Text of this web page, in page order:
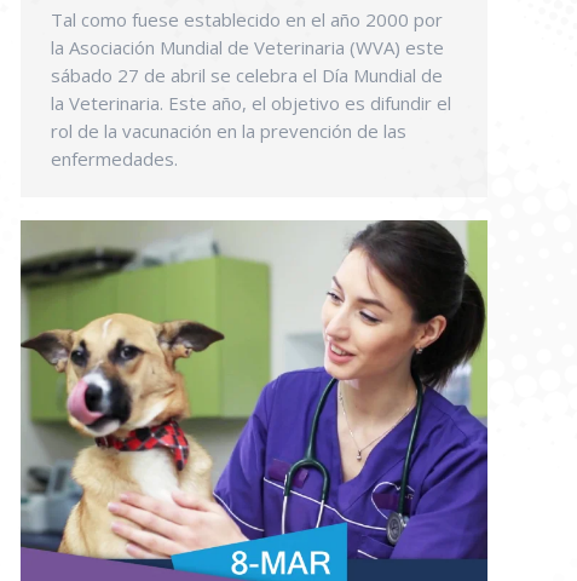
Tal como fuese establecido en el año 2000 por
la Asociación Mundial de Veterinaria (WVA) este
sábado 27 de abril se celebra el Día Mundial de
la Veterinaria. Este año, el objetivo es difundir el
rol de la vacunación en la prevención de las
enfermedades.